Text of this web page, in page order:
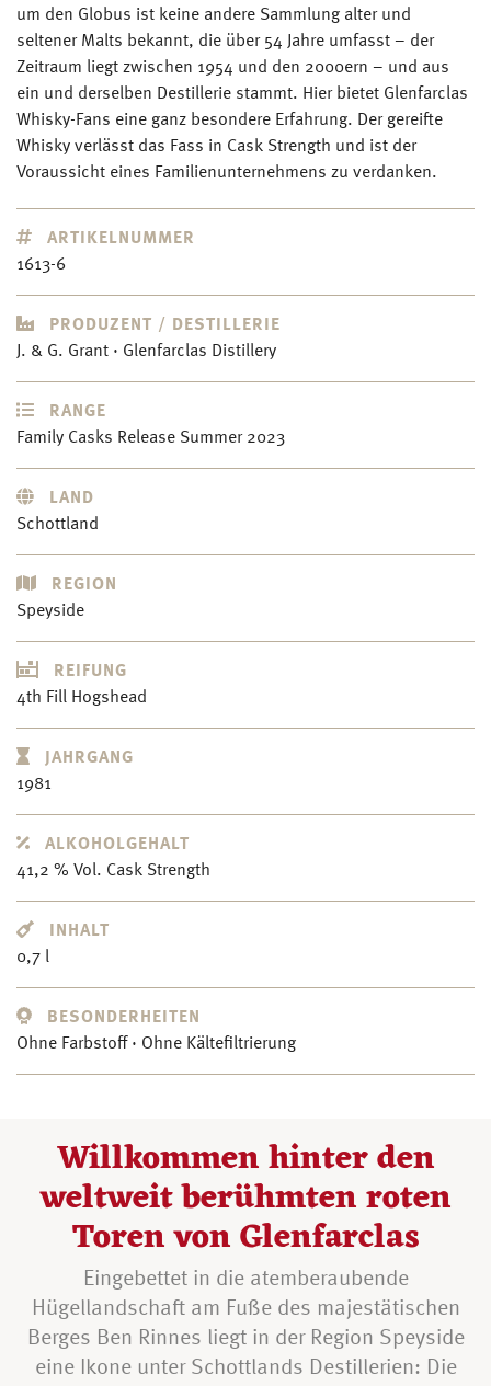
um den Globus ist keine andere Sammlung alter und
seltener Malts bekannt, die über 54 Jahre umfasst – der
Zeitraum liegt zwischen 1954 und den 2000ern – und aus
ein und derselben Destillerie stammt. Hier bietet Glenfarclas
Whisky-Fans eine ganz besondere Erfahrung. Der gereifte
Whisky verlässt das Fass in Cask Strength und ist der
Voraussicht eines Familienunternehmens zu verdanken.
ARTIKELNUMMER
1613-6
PRODUZENT / DESTILLERIE
J. & G. Grant · Glenfarclas Distillery
RANGE
Family Casks Release Summer 2023
LAND
Schottland
REGION
Speyside
REIFUNG
4th Fill Hogshead
JAHRGANG
1981
ALKOHOLGEHALT
41,2 % Vol. Cask Strength
INHALT
0,7 l
BESONDERHEITEN
Ohne Farbstoff · Ohne Kältefiltrierung
Willkommen hinter den
weltweit berühmten roten
Toren von Glenfarclas
Eingebettet in die atemberaubende
Hügellandschaft am Fuße des majestätischen
Berges Ben Rinnes liegt in der Region Speyside
eine Ikone unter Schottlands Destillerien: Die